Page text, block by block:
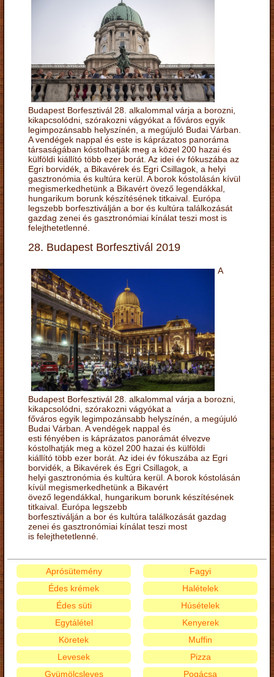
Budapest Borfesztivál 28. alkalommal várja a borozni,
kikapcsolódni, szórakozni vágyókat a főváros egyik
legimpozánsabb helyszínén, a megújuló Budai Várban.
A vendégek nappal és este is káprázatos panoráma
társaságában kóstolhatják meg a közel 200 hazai és
külföldi kiállító több ezer borát. Az idei év fókuszába az
Egri borvidék, a Bikavérek és Egri Csillagok, a helyi
gasztronómia és kultúra kerül. A borok kóstolásán kívül
megismerkedhetünk a Bikavért övező legendákkal,
hungarikum borunk készítésének titkaival. Európa
legszebb borfesztiválján a bor és kultúra találkozását
gazdag zenei és gasztronómiai kínálat teszi most is
felejthetetlenné.
28. Budapest Borfesztivál 2019
A
Budapest Borfesztivál 28. alkalommal várja a borozni,
kikapcsolódni, szórakozni vágyókat a
főváros egyik legimpozánsabb helyszínén, a megújuló
Budai Várban. A vendégek nappal és
esti fényében is káprázatos panorámát élvezve
kóstolhatják meg a közel 200 hazai és külföldi
kiállító több ezer borát. Az idei év fókuszába az Egri
borvidék, a Bikavérek és Egri Csillagok, a
helyi gasztronómia és kultúra kerül. A borok kóstolásán
kívül megismerkedhetünk a Bikavért
övező legendákkal, hungarikum borunk készítésének
titkaival. Európa legszebb
borfesztiválján a bor és kultúra találkozását gazdag
zenei és gasztronómiai kínálat teszi most
is felejthetetlenné.
Aprósütemény
Édes krémek
Édes süti
Egytálétel
Fagyi
Halételek
Húsételek
Kenyerek
Köretek
Levesek
Gyümölcsleves
Muffin
Pizza
Pogácsa